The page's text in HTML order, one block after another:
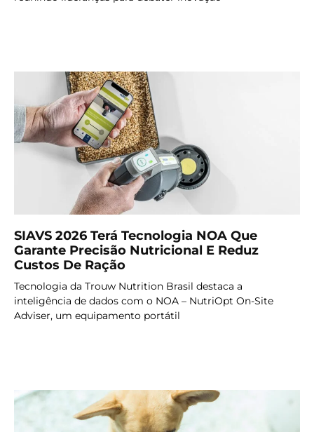
SIAVS 2026 Terá Tecnologia NOA Que
Garante Precisão Nutricional E Reduz
Custos De Ração
Tecnologia da Trouw Nutrition Brasil destaca a
inteligência de dados com o NOA – NutriOpt On-Site
Adviser, um equipamento portátil